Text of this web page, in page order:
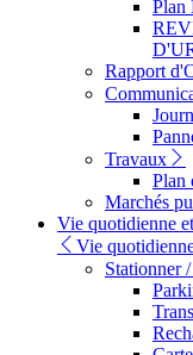
Plan
Rapport
Travaux
Plan
Marchés
Vie quotidienne
Vie
Stationner